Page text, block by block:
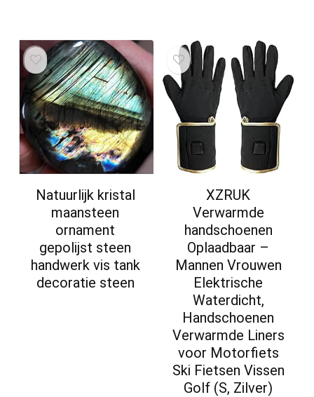
Natuurlijk kristal
maansteen
ornament
gepolijst steen
handwerk vis tank
decoratie steen
XZRUK
Verwarmde
handschoenen
Oplaadbaar –
Mannen Vrouwen
Elektrische
Waterdicht,
Handschoenen
Verwarmde Liners
voor Motorfiets
Ski Fietsen Vissen
Golf (S, Zilver)